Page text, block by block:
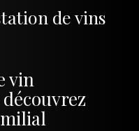
de vins
vin